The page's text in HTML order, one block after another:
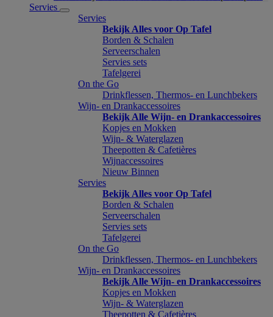
Servies
Servies
Bekijk Alles voor Op Tafel
Borden & Schalen
Serveerschalen
Servies sets
Tafelgerei
On the Go
Drinkflessen, Thermos- en Lunchbekers
Wijn- en Drankaccessoires
Bekijk Alle Wijn- en Drankaccessoires
Kopjes en Mokken
Wijn- & Waterglazen
Theepotten & Cafetières
Wijnaccessoires
Nieuw Binnen
Servies
Bekijk Alles voor Op Tafel
Borden & Schalen
Serveerschalen
Servies sets
Tafelgerei
On the Go
Drinkflessen, Thermos- en Lunchbekers
Wijn- en Drankaccessoires
Bekijk Alle Wijn- en Drankaccessoires
Kopjes en Mokken
Wijn- & Waterglazen
Theepotten & Cafetières